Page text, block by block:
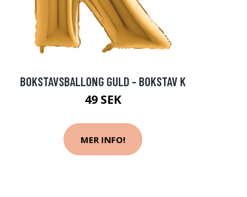
BOKSTAVSBALLONG GULD - BOKSTAV K
49 SEK
MER INFO!